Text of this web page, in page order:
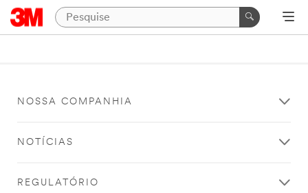
NOSSA COMPANHIA
NOTÍCIAS
REGULATÓRIO